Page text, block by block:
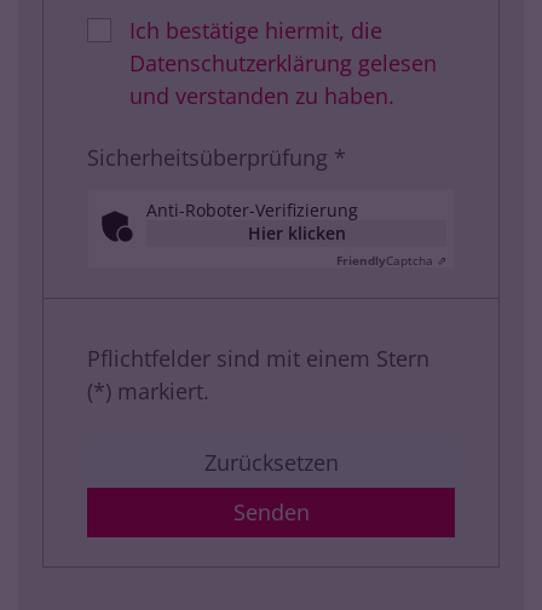
Ich bestätige hiermit, die
Datenschutzerklärung gelesen
und verstanden zu haben.
Sicherheitsüberprüfung *
Anti-Roboter-Verifizierung
Hier klicken
FriendlyCaptcha ⇗
Pflichtfelder sind mit einem Stern
(*) markiert.
Zurücksetzen